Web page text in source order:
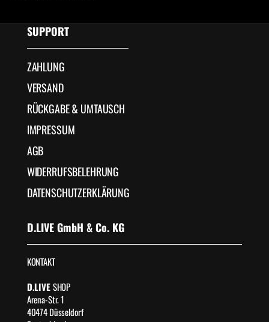
SUPPORT
ZAHLUNG
VERSAND
RÜCKGABE & UMTAUSCH
IMPRESSUM
AGB
WIDERRUFSBELEHRUNG
DATENSCHUTZERKLÄRUNG
D.LIVE GmbH & Co. KG
KONTAKT
D.LIVESHOP
Arena-Str. 1
40474 Düsseldorf